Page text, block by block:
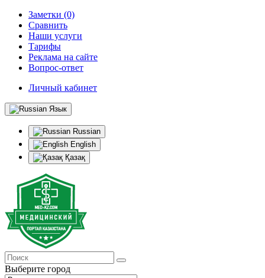
Заметки (0)
Сравнить
Наши услуги
Тарифы
Реклама на сайте
Вопрос-ответ
Личный кабинет
Язык
Russian
English
Қазақ
Выберите город